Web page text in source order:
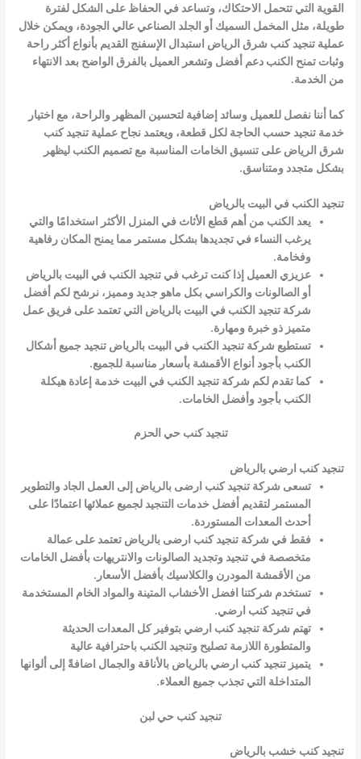
القوية التي تتحمل الاحتكاك، وتساعد في الحفاظ على الشكل لفترة
طويلة، مثل المخمل السميك أو الجلد الصناعي عالي الجودة، ويمكن خلال
عملية تنجيد كنب شرق الرياض استبدال الإسفنج القديم بأنواع أكثر راحة
وثبات تمنح الكنب دعم أفضل وتشعر العميل بالفرق الواضح بعد الانتهاء
من الخدمة.
كما أننا نفصل للعميل وسائد إضافية لتحسين المظهر والراحة، مع اختيار
خدمة تنجيد حسب الحاجة لكل قطعة، ويعتمد نجاح عملية تنجيد كنب
شرق الرياض على تنسيق الخامات المناسبة مع تصميم الكنب ليظهر
بشكل متجدد ومتناسق.
تنجيد الكنب في البيت بالرياض
يعد الكنب من أهم قطع الأثاث في المنزل الأكثر استخدامًا والتي
يرغب النساء في تجديدها بشكل مستمر مما يمنح المكان رفاهية
وفخامة.
عزيزي العميل إذا كنت ترغب في تنجيد الكنب في البيت بالرياض
أو الصالونات والكراسي بكل ماهو جديد ومميز، نرشح لكم أفضل
شركة تنجيد الكنب في البيت بالرياض التي تعتمد على فريق عمل
متميز ذو خبرة ومهارة.
تستطيع شركة تنجيد الكنب في البيت بالرياض تنجيد جميع أشكال
الكنب بأجود أنواع الأقمشة بأسعار مناسبة للجميع.
كما تقدم لكم شركة تنجيد الكنب في البيت خدمة إعادة هيكلة
الكنب بأجود وأفضل الخامات.
تنجيد كنب حي الحزم
تنجيد كنب ارضي بالرياض
تسعى شركة تنجيد كنب ارضى بالرياض إلى العمل الجاد والتطوير
المستمر لتقديم أفضل خدمات التنجيد لجميع عملائها اعتمادًا على
أحدث المعدات المستوردة.
فقط في شركة تنجيد كنب ارضى بالرياض تعتمد على عمالة
متخصصة في تنجيد وتجديد الصالونات والانتريهات بأفضل الخامات
من الأقمشة المودرن والكلاسيك بأفضل الأسعار.
تستخدم شركتنا افضل الأخشاب المتينة والمواد الخام المستخدمة
في تنجيد كنب ارضي.
تهتم شركة تنجيد كنب ارضي بتوفير كل المعدات الحديثة
والمتطورة اللازمة تصليح وتنجيد الكنب باحترافية عالية
يتميز تنجيد كنب ارضي بالرياض بالأناقة والجمال اضافةً إلى ألوانها
المتداخلة التي تجذب جميع العملاء.
تنجيد كنب حي لبن
تنجيد كنب خشب بالرياض